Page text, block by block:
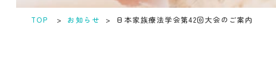
TOP > お知らせ > 日本家族療法学会第42回大会のご案内